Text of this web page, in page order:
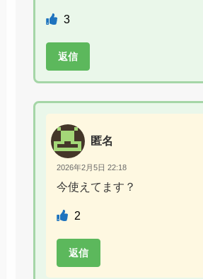
3
返信
匿名
2026年2月5日 22:18
今使えてます？
2
返信